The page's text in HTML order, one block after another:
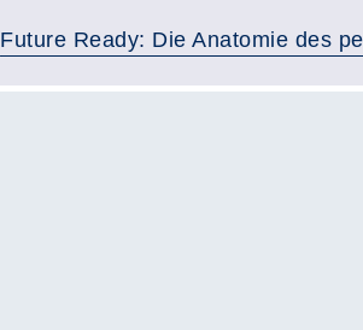
Future Ready: Die Anatomie des